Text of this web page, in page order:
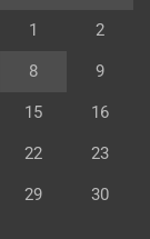
1 2
8 9
15 16
22 23
29 30